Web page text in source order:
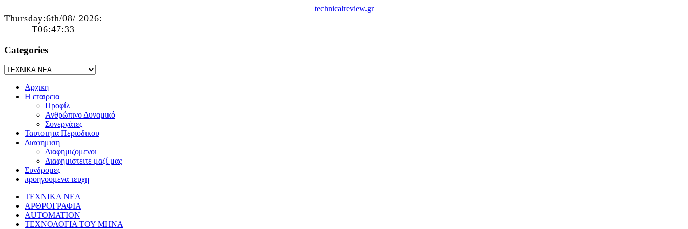
technicalreview.gr
Thursday:6th/08/ 2026:
T06:47:33
Categories
Αρχικη
Η εταιρεια
Προφίλ
Ανθρώπινο Δυναμικό
Συνεργάτες
Ταυτοτητα Περιοδικου
Διαφημιση
Διαφημιζομενοι
Διαφημιστειτε μαζί μας
Συνδρομες
προηγουμενα τευχη
ΤΕΧΝΙΚΑ ΝΕΑ
ΑΡΘΡΟΓΡΑΦΙΑ
AUTOMATION
ΤΕΧΝΟΛΟΓΙΑ ΤΟΥ ΜΗΝΑ